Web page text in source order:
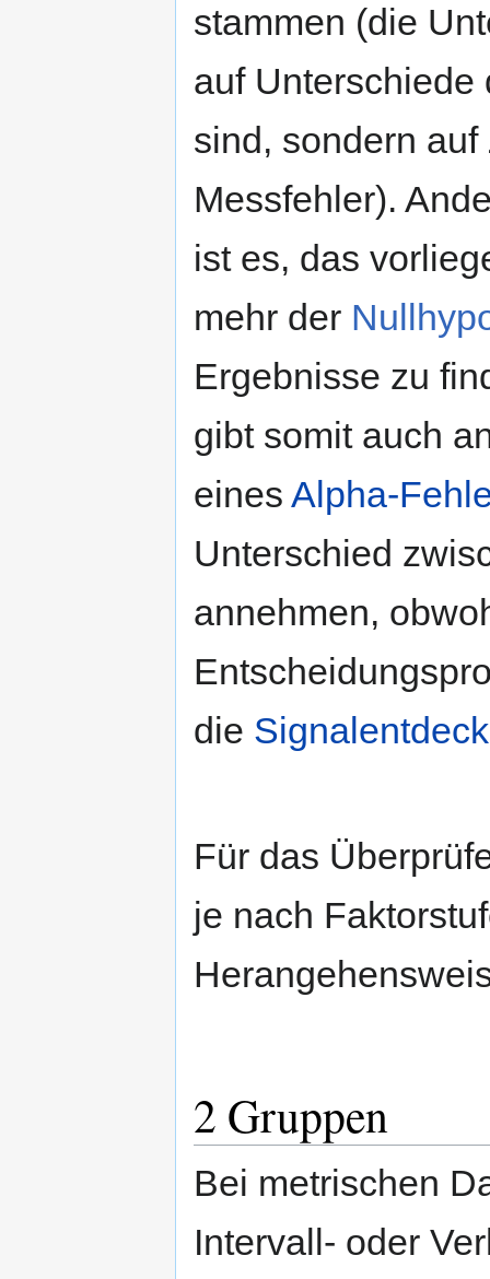
stammen (die
auf Unterschiede
sind, sondern
Messfehler).
ist es, das
mehr der
Ergebnisse zu
gibt somit auch
eines Alpha-
Unterschied
annehmen,
die
Für das
je nach
2 Gruppen
Bei metrischen
Intervall- oder